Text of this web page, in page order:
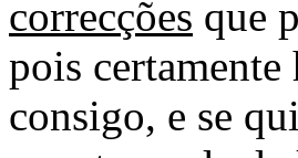
correcções que
pois
consigo, e se